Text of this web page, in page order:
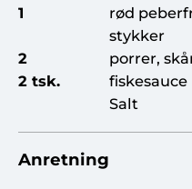
1
rød
stykker
2
porrer,
2 tsk.
fiskesauce
Salt
Anretning